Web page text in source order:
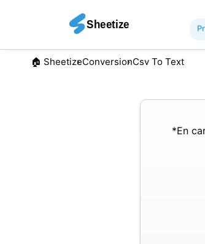
🏠︎ SheetizeConversionCsv To Text
*En